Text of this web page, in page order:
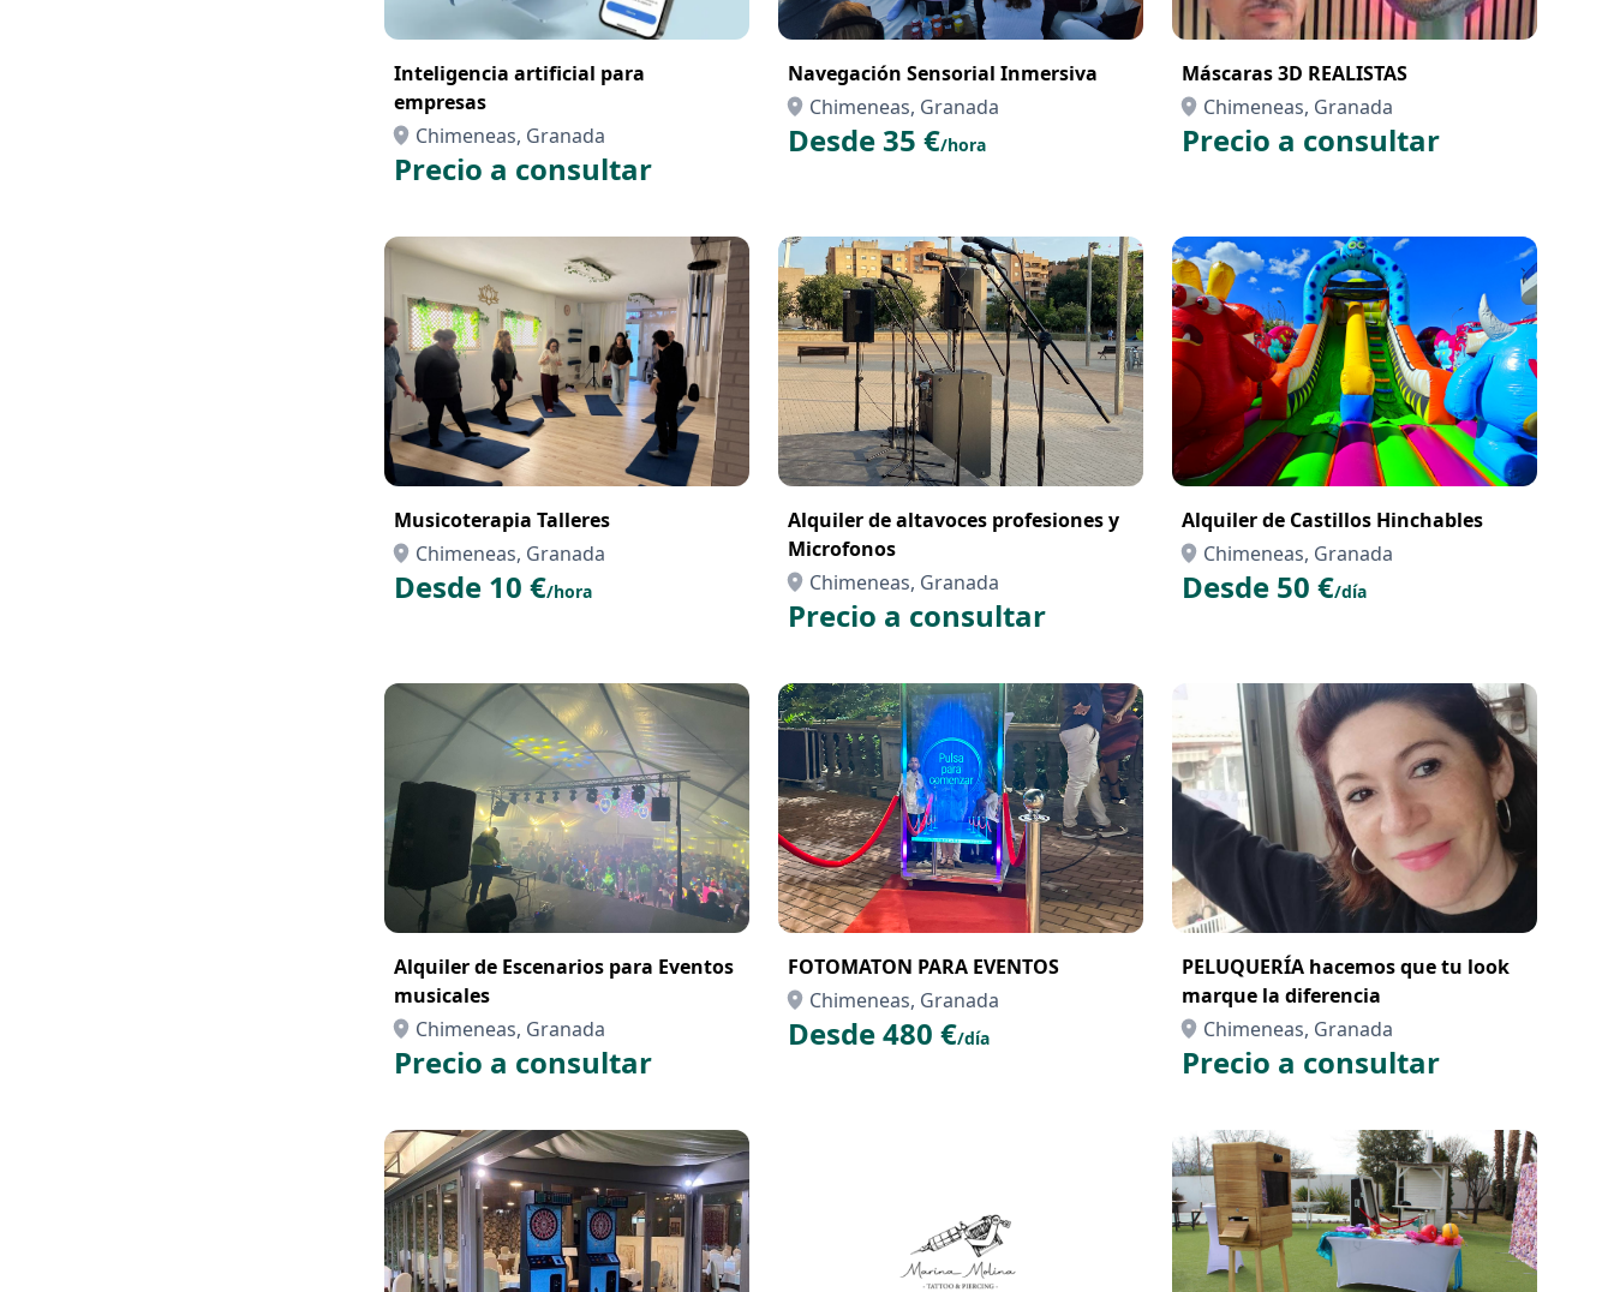
Inteligencia artificial para
empresas
Chimeneas, Granada
Precio a consultar
Navegación Sensorial Inmersiva
Chimeneas, Granada
Desde 35 €/hora
Máscaras 3D REALISTAS
Chimeneas, Granada
Precio a consultar
Musicoterapia Talleres
Chimeneas, Granada
Desde 10 €/hora
Alquiler de altavoces profesiones y
Microfonos
Chimeneas, Granada
Precio a consultar
Alquiler de Castillos Hinchables
Chimeneas, Granada
Desde 50 €/día
Alquiler de Escenarios para Eventos
musicales
Chimeneas, Granada
Precio a consultar
FOTOMATON PARA EVENTOS
Chimeneas, Granada
Desde 480 €/día
PELUQUERÍA hacemos que tu look
marque la diferencia
Chimeneas, Granada
Precio a consultar